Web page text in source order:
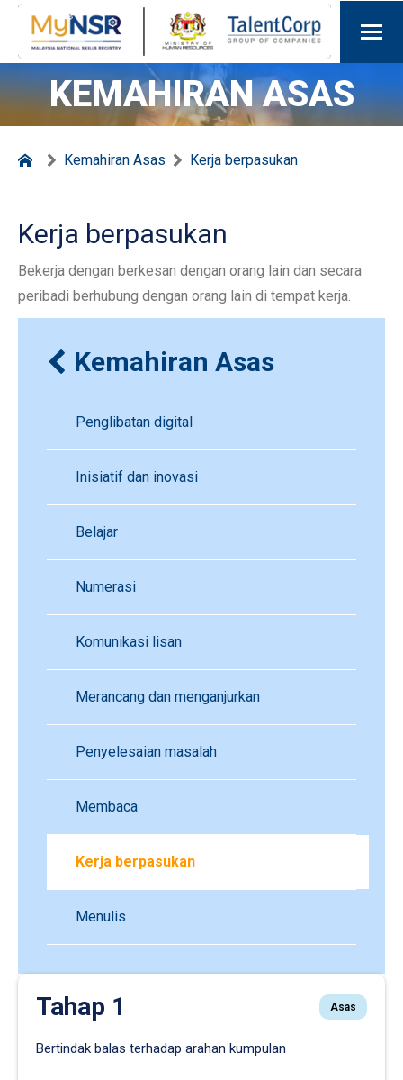
KEMAHIRAN ASAS
Kemahiran Asas Kerja berpasukan
Kerja berpasukan
Bekerja dengan berkesan dengan orang lain dan secara
peribadi berhubung dengan orang lain di tempat kerja.
Kemahiran Asas
Penglibatan digital
Inisiatif dan inovasi
Belajar
Numerasi
Komunikasi lisan
Merancang dan menganjurkan
Penyelesaian masalah
Membaca
Kerja berpasukan
Menulis
Tahap 1 Asas
Bertindak balas terhadap arahan kumpulan